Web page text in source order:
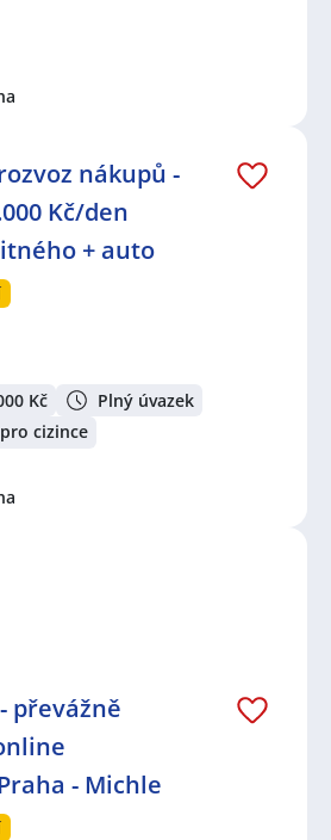
nákupů -
Kč/den
+ auto
Kč
Plný úvazek
cizince
převážně
- Michle